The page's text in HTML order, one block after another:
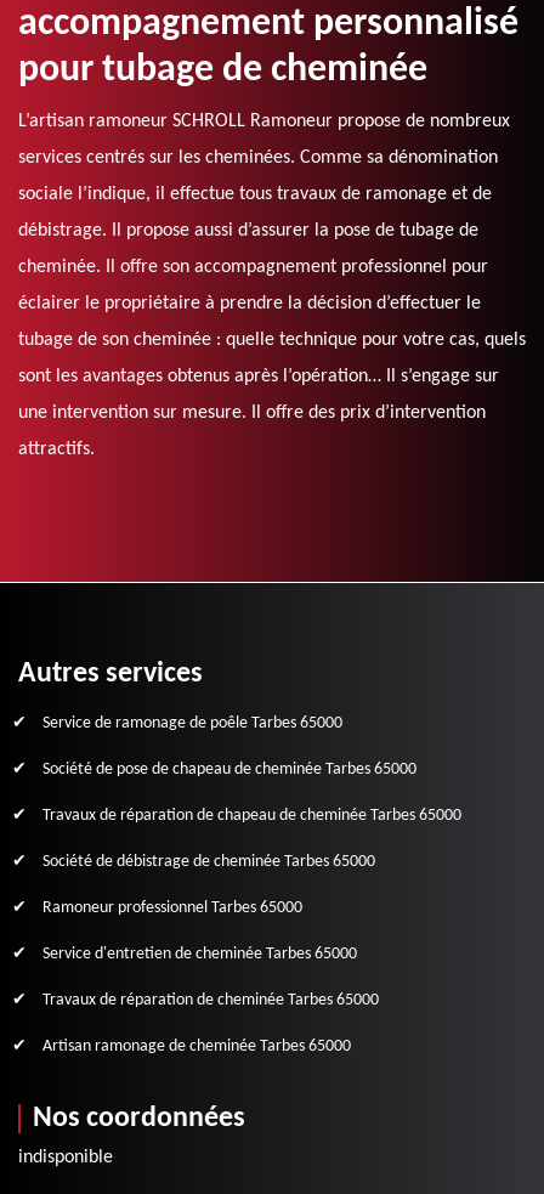
accompagnement personnalisé
pour tubage de cheminée
L’artisan ramoneur SCHROLL Ramoneur propose de nombreux
services centrés sur les cheminées. Comme sa dénomination
sociale l’indique, il effectue tous travaux de ramonage et de
débistrage. Il propose aussi d’assurer la pose de tubage de
cheminée. Il offre son accompagnement professionnel pour
éclairer le propriétaire à prendre la décision d’effectuer le
tubage de son cheminée : quelle technique pour votre cas, quels
sont les avantages obtenus après l’opération… Il s’engage sur
une intervention sur mesure. Il offre des prix d’intervention
attractifs.
Autres services
Service de ramonage de poêle Tarbes 65000
Société de pose de chapeau de cheminée Tarbes 65000
Travaux de réparation de chapeau de cheminée Tarbes 65000
Société de débistrage de cheminée Tarbes 65000
Ramoneur professionnel Tarbes 65000
Service d'entretien de cheminée Tarbes 65000
Travaux de réparation de cheminée Tarbes 65000
Artisan ramonage de cheminée Tarbes 65000
Nos coordonnées
indisponible